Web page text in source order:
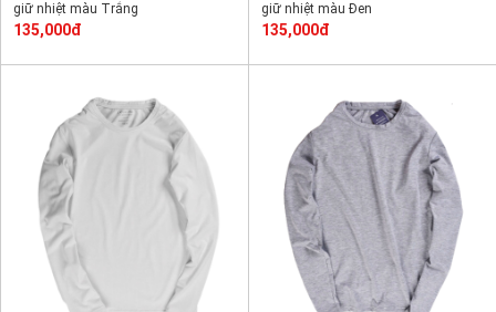
giữ nhiệt màu Trắng
135,000đ
giữ nhiệt màu Đen
135,000đ